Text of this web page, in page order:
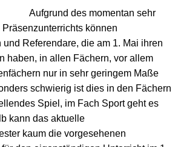
Aufgrund des momentan sehr
können
und Referendare, die am 1. Mai ihren
haben, in allen Fächern, vor allem
nur in sehr geringem Maße
schwierig ist dies in den Fächern
Spiel, im Fach Sport geht es
kann das aktuelle
kaum die vorgesehenen